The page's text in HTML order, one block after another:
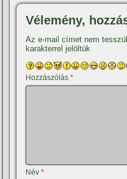
Vélemény,
Az e-mail címet nem
karakterrel jelöltük
Hozzászólás*
Név*